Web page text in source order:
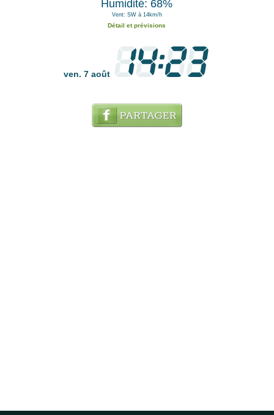
Humidité: 68%
Vent: SW à 14km/h
Détail et prévisions
ven. 7 août